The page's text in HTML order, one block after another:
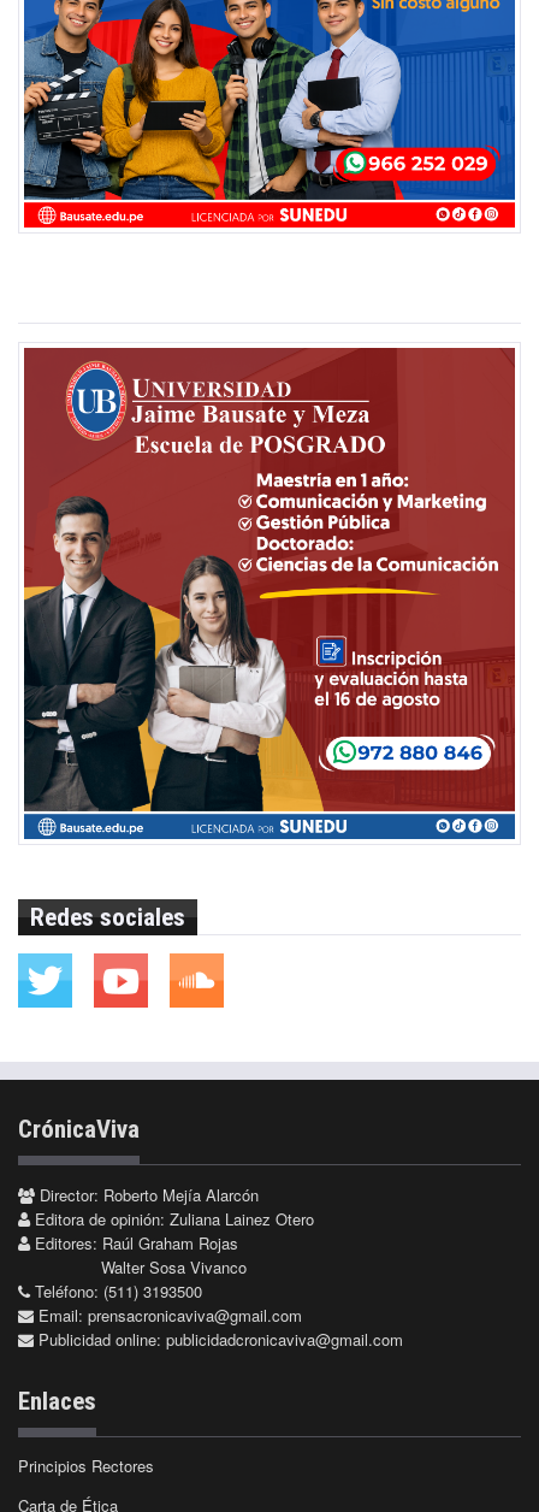
Redes sociales
CrónicaViva
Director: Roberto Mejía Alarcón
Editora de opinión: Zuliana Lainez Otero
Editores: Raúl Graham Rojas
Walter Sosa Vivanco
Teléfono: (511) 3193500
Email: prensacronicaviva@gmail.com
Publicidad online: publicidadcronicaviva@gmail.com
Enlaces
Principios Rectores
Carta de Ética